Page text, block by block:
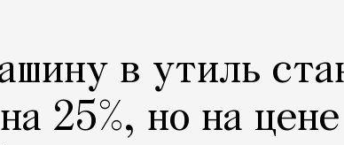
в утиль
25%, но на цене